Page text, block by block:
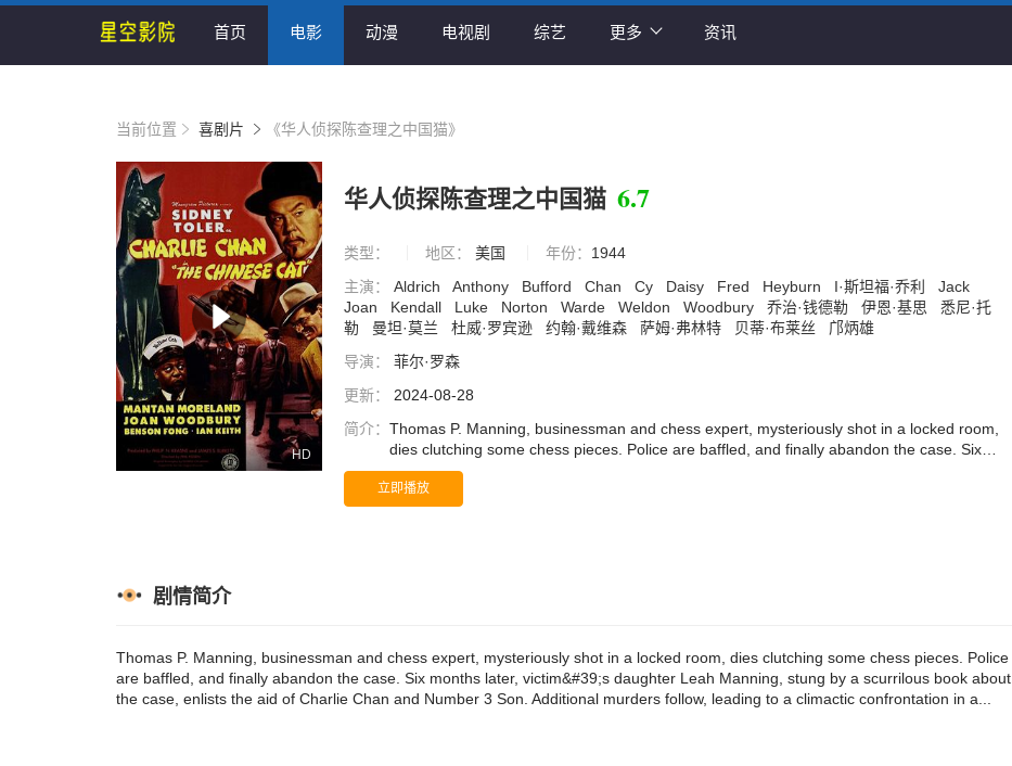
首页 电影 动漫 电视剧 综艺 更多 资讯
当前位置 喜剧片 《华人侦探陈查理之中国猫》
HD
华人侦探陈查理之中国猫 6.7
类型： 地区： 美国 年份： 1944
主演：
Aldrich Anthony Bufford Chan Cy Daisy Fred Heyburn I·斯坦福·乔利
Jack
Joan
Kendall Luke Norton Warde Weldon Woodbury 乔治·钱德勒 伊恩·基思
悉尼·托
勒
曼坦·莫兰 杜威·罗宾逊 约翰·戴维森 萨姆·弗林特 贝蒂·布莱丝
邝炳雄
导演：
菲尔·罗森
更新：
2024-08-28
简介： Thomas P. Manning, businessman and chess expert, mysteriously shot in a locked room,
dies clutching some chess pieces. Police are baffled, and finally abandon the case. Six
months later, victim&#39;s daughter Leah Manning, stung by a scurrilous book about the
case, enlists the aid of Charlie Chan and Number 3 Son. Additional murders follow,
leading to a climactic confrontation in a...
立即播放
剧情简介
Thomas P. Manning, businessman and chess expert, mysteriously shot in a locked room, dies clutching some chess pieces. Police
are baffled, and finally abandon the case. Six months later, victim&#39;s daughter Leah Manning, stung by a scurrilous book about
the case, enlists the aid of Charlie Chan and Number 3 Son. Additional murders follow, leading to a climactic confrontation in a...